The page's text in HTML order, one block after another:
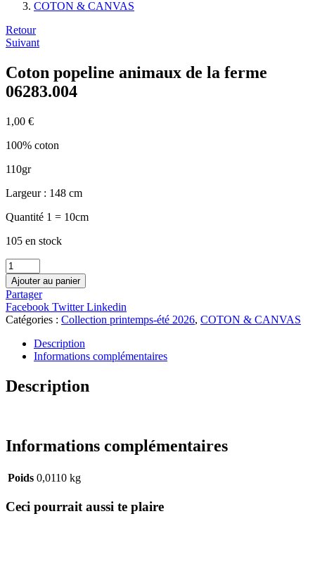
COTON & CANVAS
Navigation
de
l’article
Retour
Suivant
Coton popeline animaux de la ferme
06283.004
1,00 €
100% coton
110gr
Largeur : 148 cm
Quantité 1 = 10cm
105 en stock
quantité
de
Coton
popeline
animaux
de
ferme
06283.004
Ajouter au panier
Partager
Facebook TwitterLinkedin
Catégories : Collection printemps-été 2026, COTON & CANVAS
Description
Informations complémentaires
Description
Informations complémentaires
Poids 0,0110 kg
Ceci pourrait aussi te plaire